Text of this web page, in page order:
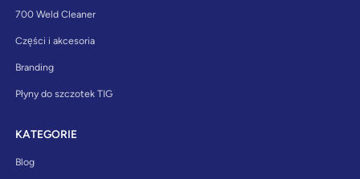
700 Weld Cleaner
Części i akcesoria
Branding
Płyny do szczotek TIG
KATEGORIE
Blog